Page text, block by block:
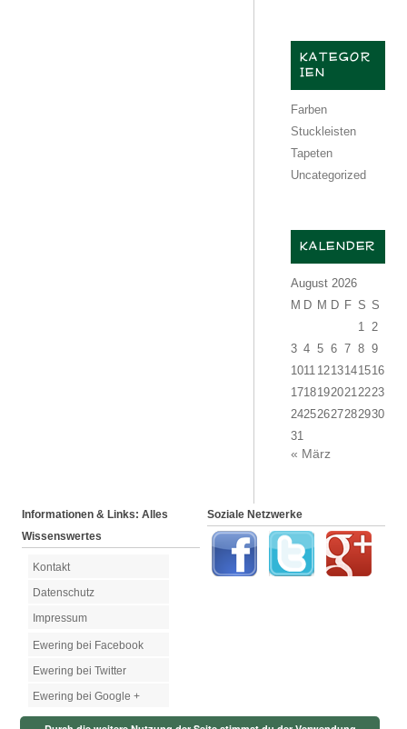
KATEGOR
IEN
Farben
Stuckleisten
Tapeten
Uncategorized
KALENDER
August 2026
M D M D F S S
1 2
3 4 5 6 7 8 9
1011 1213141516
17181920212223
24252627282930
31
« März
Informationen & Links: Alles
Wissenswertes
Kontakt
Datenschutz
Impressum
Ewering bei Facebook
Ewering bei Twitter
Ewering bei Google +
Soziale Netzwerke